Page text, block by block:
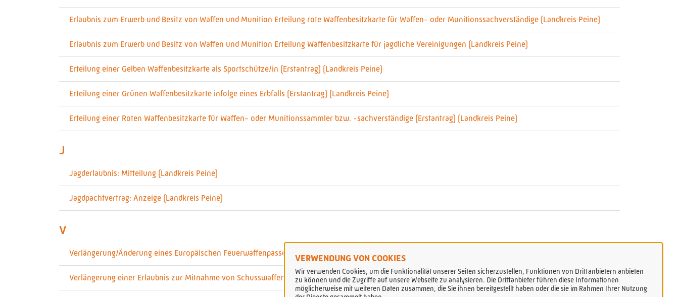
VERWENDUNG VON COOKIES
Wir verwenden Cookies, um die Funktionalität unserer Seiten sicherzustellen, Funktionen von Drittanbietern anbieten
zu können und die Zugriffe auf unsere Webseite zu analysieren. Die Drittanbieter führen diese Informationen
möglicherweise mit weiteren Daten zusammen, die Sie ihnen bereitgestellt haben oder die sie im Rahmen Ihrer Nutzung
Erlaubnis zum Erwerb und Besitz von Waffen und Munition Erteilung rote Waffenbesitzkarte für Waffen- oder Munitionssachverständige (Landkreis Peine)
Erlaubnis zum Erwerb und Besitz von Waffen und Munition Erteilung Waffenbesitzkarte für jagdliche Vereinigungen (Landkreis Peine)
Erteilung einer Gelben Waffenbesitzkarte als Sportschütze/in (Erstantrag) (Landkreis Peine)
Erteilung einer Grünen Waffenbesitzkarte infolge eines Erbfalls (Erstantrag) (Landkreis Peine)
Erteilung einer Roten Waffenbesitzkarte für Waffen- oder Munitionssammler bzw. -sachverständige (Erstantrag) (Landkreis Peine)
J
Jagderlaubnis: Mitteilung (Landkreis Peine)
Jagdpachtvertrag: Anzeige (Landkreis Peine)
V
Verlängerung/Änderung eines Europäischen Feuerwaffenpasses (Landkreis Peine)
Verlängerung einer Erlaubnis zur Mitnahme von Schusswaffen oder Munition (Landkreis Peine)